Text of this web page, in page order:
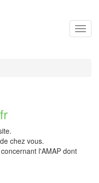
chez vous.
l'AMAP dont